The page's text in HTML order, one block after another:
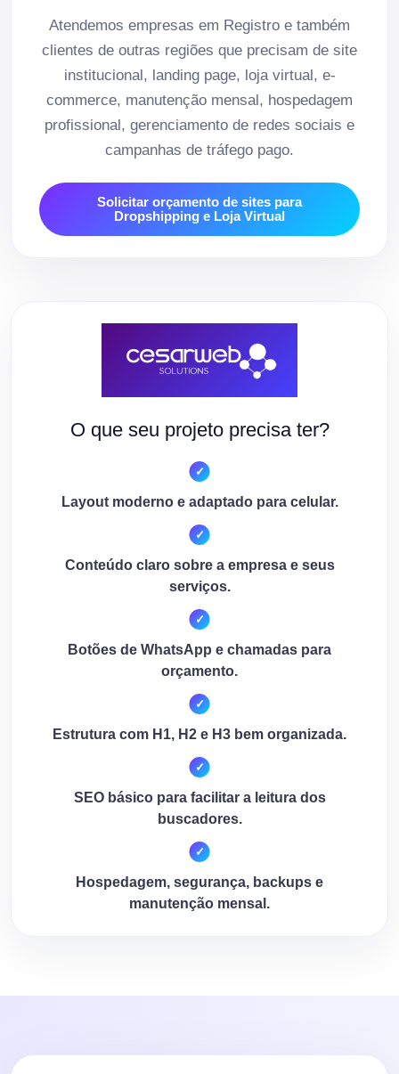
Atendemos empresas em Registro e também
clientes de outras regiões que precisam de site
institucional, landing page, loja virtual, e-
commerce, manutenção mensal, hospedagem
profissional, gerenciamento de redes sociais e
campanhas de tráfego pago.
Solicitar orçamento de sites para
Dropshipping e Loja Virtual
O que seu projeto precisa ter?
Layout moderno e adaptado para celular.
Conteúdo claro sobre a empresa e seus
serviços.
Botões de WhatsApp e chamadas para
orçamento.
Estrutura com H1, H2 e H3 bem organizada.
SEO básico para facilitar a leitura dos
buscadores.
Hospedagem, segurança, backups e
manutenção mensal.